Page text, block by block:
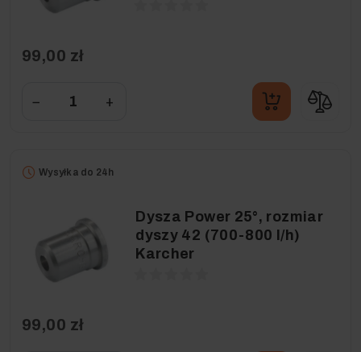
99,00 zł
− +
Wysyłka do 24h
Dysza Power 25°, rozmiar
dyszy 42 (700-800 l/h)
Karcher
99,00 zł